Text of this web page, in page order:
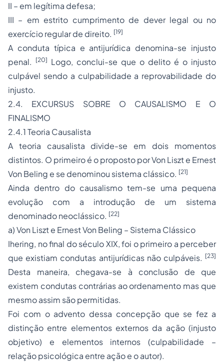
II – em legítima defesa;
III – em estrito cumprimento de dever legal ou no
exercício regular de direito. [19]
A conduta típica e antijurídica denomina-se injusto
penal.
[20] Logo, conclui-se que o delito é o injusto
culpável sendo a culpabilidade a reprovabilidade do
injusto.
2.4. EXCURSUS SOBRE O CAUSALISMO E O
FINALISMO
2.4.1 Teoria Causalista
A teoria causalista divide-se em dois momentos
distintos. O primeiro é o proposto por Von Liszt e Ernest
Von Beling e se denominou sistema clássico. [21]
Ainda dentro do causalismo tem-se uma pequena
evolução com a introdução de um sistema
denominado neoclássico. [22]
a) Von Liszt e Ernest Von Beling – Sistema Clássico
Ihering, no final do século XIX, foi o primeiro a perceber
que existiam condutas antijurídicas não culpáveis. [23]
Desta maneira, chegava-se à conclusão de que
existem condutas contrárias ao ordenamento mas que
mesmo assim são permitidas.
Foi com o advento dessa concepção que se fez a
distinção entre elementos externos da ação (injusto
objetivo) e elementos internos (culpabilidade –
relação psicológica entre ação e o autor).